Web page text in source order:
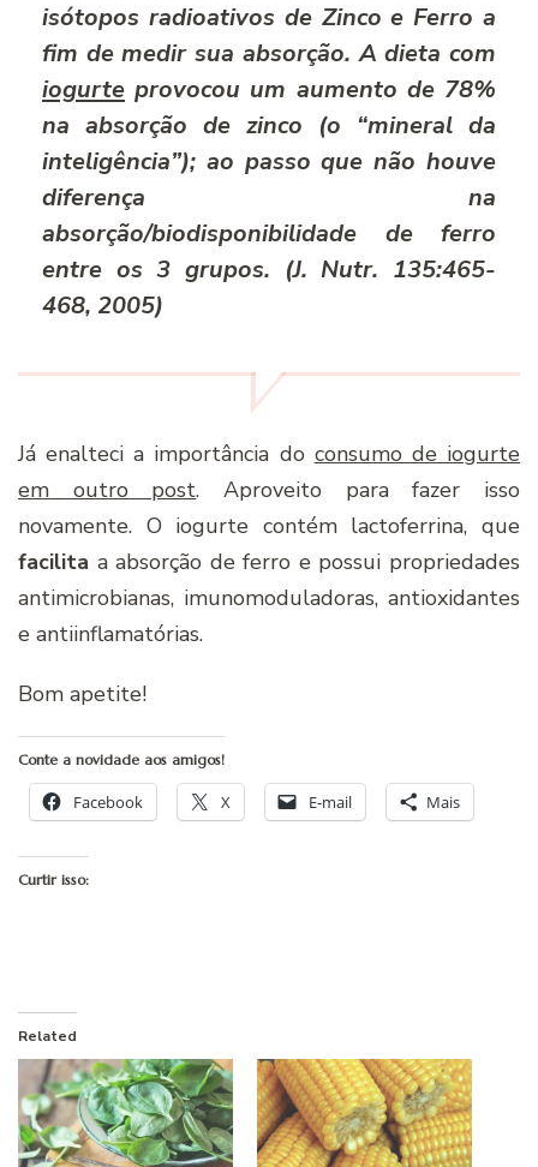
isótopos radioativos de Zinco e Ferro a
fim de medir sua absorção. A dieta com
iogurte provocou um aumento de 78%
na absorção de zinco (o “mineral da
inteligência”); ao passo que não houve
diferença na
absorção/biodisponibilidade de ferro
entre os 3 grupos. (J. Nutr. 135:465-
468, 2005)
Já enalteci a importância do consumo de iogurte
em outro post. Aproveito para fazer isso
novamente. O iogurte contém lactoferrina, que
facilita a absorção de ferro e possui propriedades
antimicrobianas, imunomoduladoras, antioxidantes
e antiinflamatórias.
Bom apetite!
Conte a novidade aos amigos!
Facebook X E-mail Mais
Curtir isso:
Related